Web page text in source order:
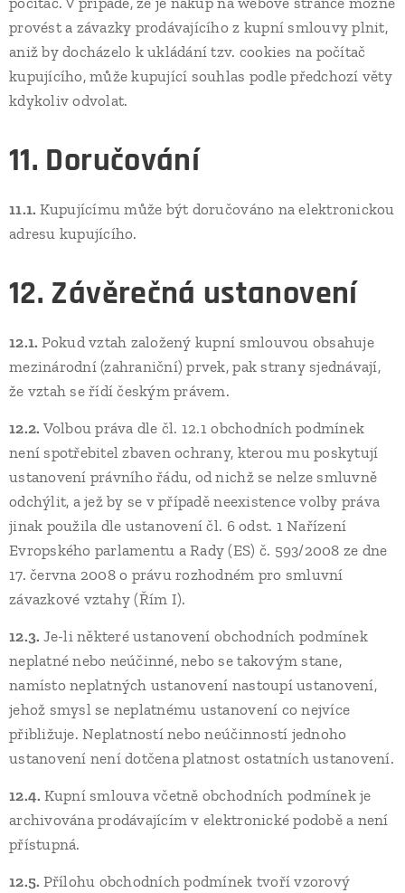
provést a závazky prodávajícího z kupní smlouvy plnit,
aniž by docházelo k ukládání tzv. cookies na počítač
kupujícího, může kupující souhlas podle předchozí věty
kdykoliv odvolat.
11. Doručování
11.1. Kupujícímu může být doručováno na elektronickou
adresu kupujícího.
12. Závěrečná ustanovení
12.1. Pokud vztah založený kupní smlouvou obsahuje
mezinárodní (zahraniční) prvek, pak strany sjednávají,
že vztah se řídí českým právem.
12.2. Volbou práva dle čl. 12.1 obchodních podmínek
není spotřebitel zbaven ochrany, kterou mu poskytují
ustanovení právního řádu, od nichž se nelze smluvně
odchýlit, a jež by se v případě neexistence volby práva
jinak použila dle ustanovení čl. 6 odst. 1 Nařízení
Evropského parlamentu a Rady (ES) č. 593/2008 ze dne
17. června 2008 o právu rozhodném pro smluvní
závazkové vztahy (Řím I).
12.3. Je-li některé ustanovení obchodních podmínek
neplatné nebo neúčinné, nebo se takovým stane,
namísto neplatných ustanovení nastoupí ustanovení,
jehož smysl se neplatnému ustanovení co nejvíce
přibližuje. Neplatností nebo neúčinností jednoho
ustanovení není dotčena platnost ostatních ustanovení.
12.4. Kupní smlouva včetně obchodních podmínek je
archivována prodávajícím v elektronické podobě a není
přístupná.
12.5. Přílohu obchodních podmínek tvoří vzorový